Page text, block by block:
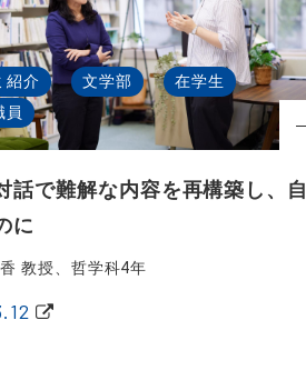
紹介 文学部
在学生
員
話で難解な内容を再構築し、自
に
教授、哲学科4年